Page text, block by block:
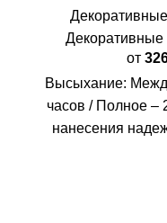
Декоративные
от
Высыхание:
часов / Полное –
нанесения